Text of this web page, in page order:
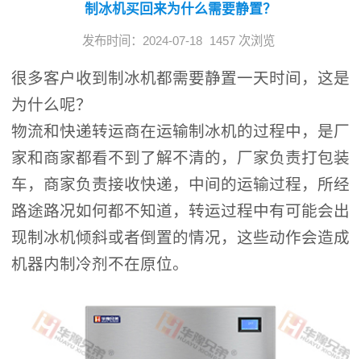
制冰机买回来为什么需要静置？
发布时间：2024-07-18 1457 次浏览
很多客户收到制冰机都需要静置一天时间，这是
为什么呢？
物流和快递转运商在运输制冰机的过程中，是厂
家和商家都看不到了解不清的，厂家负责打包装
车，商家负责接收快递，中间的运输过程，所经
路途路况如何都不知道，转运过程中有可能会出
现制冰机倾斜或者倒置的情况，这些动作会造成
机器内制冷剂不在原位。